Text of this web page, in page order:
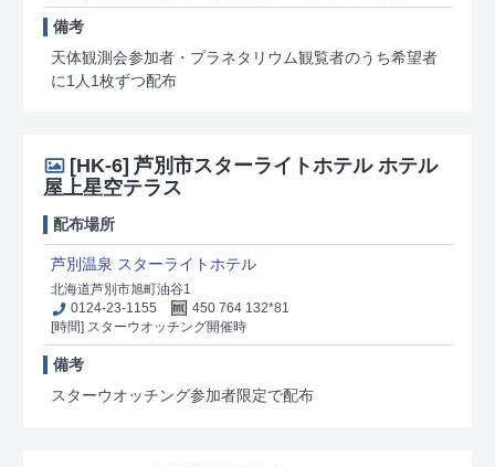
備考
天体観測会参加者・プラネタリウム観覧者のうち希望者
に1人1枚ずつ配布
[HK-6] 芦別市スターライトホテル ホテル
屋上星空テラス
配布場所
芦別温泉 スターライトホテル
北海道芦別市旭町油谷1
0124-23-1155
450 764 132*81
[時間] スターウオッチング開催時
備考
スターウオッチング参加者限定で配布